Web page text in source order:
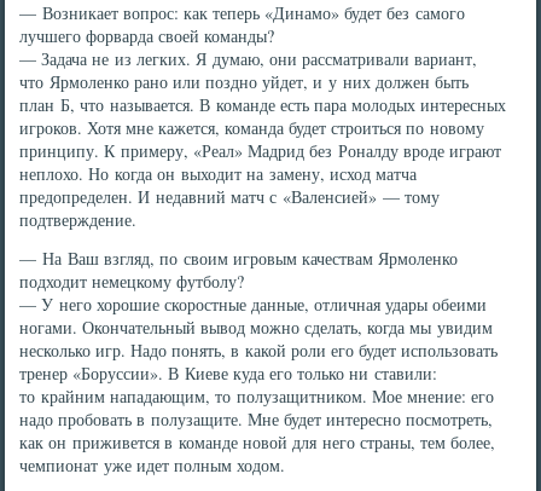
— Возникает вопрос: как теперь «Динамо» будет без самого
лучшего форварда своей команды?
— Задача не из легких. Я думаю, они рассматривали вариант,
что Ярмоленко рано или поздно уйдет, и у них должен быть
план Б, что называется. В команде есть пара молодых интересных
игроков. Хотя мне кажется, команда будет строиться по новому
принципу. К примеру, «Реал» Мадрид без Роналду вроде играют
неплохо. Но когда он выходит на замену, исход матча
предопределен. И недавний матч с «Валенсией» — тому
подтверждение.
— На Ваш взгляд, по своим игровым качествам Ярмоленко
подходит немецкому футболу?
— У него хорошие скоростные данные, отличная удары обеими
ногами. Окончательный вывод можно сделать, когда мы увидим
несколько игр. Надо понять, в какой роли его будет использовать
тренер «Боруссии». В Киеве куда его только ни ставили:
то крайним нападающим, то полузащитником. Мое мнение: его
надо пробовать в полузащите. Мне будет интересно посмотреть,
как он приживется в команде новой для него страны, тем более,
чемпионат уже идет полным ходом.